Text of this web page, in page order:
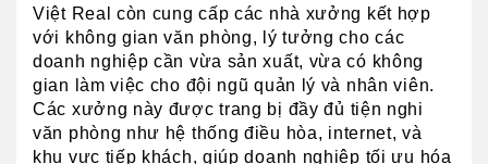
Việt Real còn cung cấp các nhà xưởng kết hợp
với không gian văn phòng, lý tưởng cho các
doanh nghiệp cần vừa sản xuất, vừa có không
gian làm việc cho đội ngũ quản lý và nhân viên.
Các xưởng này được trang bị đầy đủ tiện nghi
văn phòng như hệ thống điều hòa, internet, và
khu vực tiếp khách, giúp doanh nghiệp tối ưu hóa